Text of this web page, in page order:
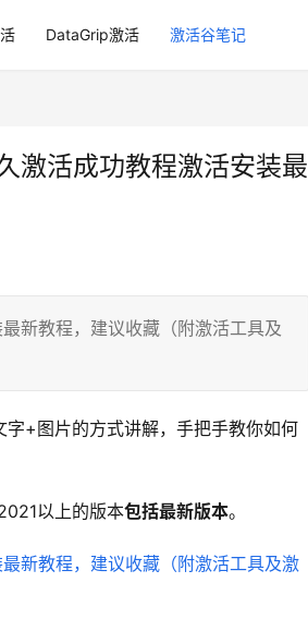
DataGrip激活 激活谷笔记
激活成功教程激活安装最
新教程，建议收藏（附激活工具及
字+图片的方式讲解，手把手教你如何
以上的版本包括最新版本。